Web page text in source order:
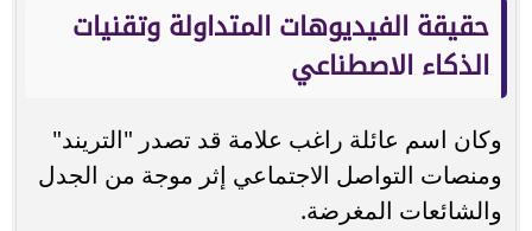
حقيقة الفيديوهات المتداولة وتقنيات
الذكاء الاصطناعي
وكان اسم عائلة راغب علامة قد تصدر "التريند"
ومنصات التواصل الاجتماعي إثر موجة من الجدل
والشائعات المغرضة.